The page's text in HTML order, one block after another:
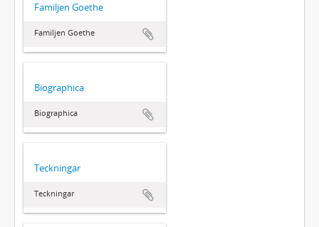
Familjen Goethe
Familjen Goethe
Biographica
Biographica
Teckningar
Teckningar